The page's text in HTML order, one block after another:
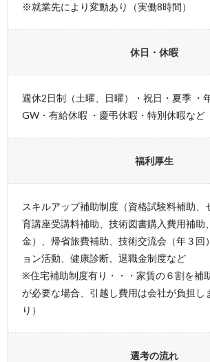
※就業先により変動あり（実働8時間）
休日・休暇
週休2日制（土曜、日曜）・祝日・夏季 ・
GW・有給休暇 ・慶弔休暇・特別休暇など
福利厚生
スキルアップ補助制度（資格試験料補助、
育講座受講料補助、技術図書購入費用補助
金）、帰省旅費補助、技術交流会（年３回
ョン活動、健康診断、退職金制度など
※住宅補助制度有り・・・家賃の６割を補
が必要な場合、引越し費用は会社が負担し
り）
選考の流れ